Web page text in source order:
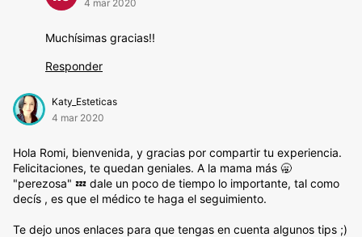
4 mar 2020
Muchísimas gracias!!
Responder
Katy_Esteticas
4 mar 2020
Hola Romi, bienvenida, y gracias por compartir tu experiencia.
Felicitaciones, te quedan geniales. A la mama más 🥱
"perezosa" 💤 dale un poco de tiempo lo importante, tal como
decís , es que el médico te haga el seguimiento.
Te dejo unos enlaces para que tengas en cuenta algunos tips ;)